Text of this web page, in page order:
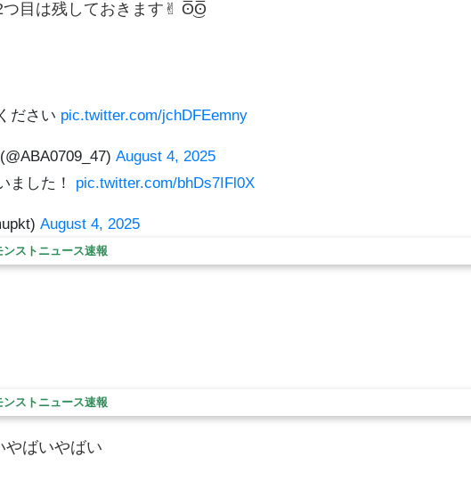
つ目は残しておきます✌︎ ʘ̅͜ʘ̅
ださい pic.twitter.com/jchDFEemny
August 4, 2025
ました！ pic.twitter.com/bhDs7IFl0X
August 4, 2025
ストニュース速報
ストニュース速報
やばいやばい